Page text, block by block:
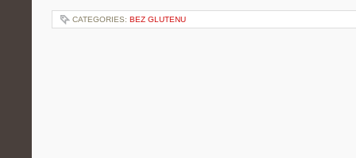
CATEGORIES: BEZ GLUTENU